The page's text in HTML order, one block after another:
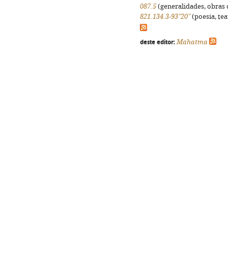
087.5 (generalidades,
821.134.3-93"20"(poesia,
deste editor: Mahatma